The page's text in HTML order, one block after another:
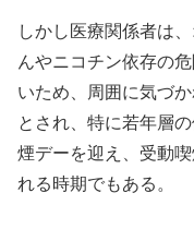
しかし医療関係者は
んやニコチン依存の
いため、周囲に気づ
とされ、特に若年層
煙デーを迎え、受動
れる時期でもある。